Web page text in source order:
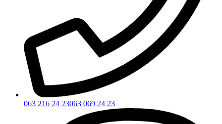
063 216 24 23063 069 24 23